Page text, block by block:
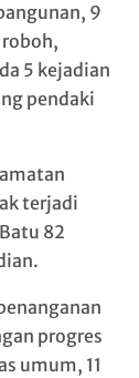
9
5 kejadian
pendaki
terjadi
82
progres
umum, 11